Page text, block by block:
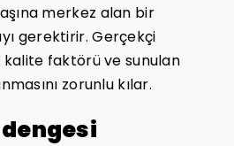
merkez alan bir
gerektirir. Gerçekçi
faktörü ve sunulan
zorunlu kılar.